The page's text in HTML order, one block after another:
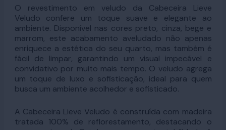
O revestimento em veludo da Cabeceira Lieve
Veludo confere um toque suave e elegante ao
ambiente. Disponível nas cores preto, cinza, bege e
marrom, este acabamento aveludado não apenas
enriquece a estética do seu quarto, mas também é
fácil de limpar, garantindo um visual impecável e
convidativo por muito mais tempo. O veludo agrega
um toque de luxo e sofisticação, ideal para quem
busca um ambiente acolhedor e sofisticado.
A Cabeceira Lieve Veludo é construída com madeira
tratada 100% de reflorestamento, destacando o